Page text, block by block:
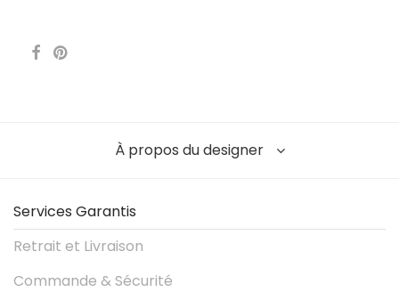
À propos du designer
Services Garantis
Retrait et Livraison
Commande & Sécurité